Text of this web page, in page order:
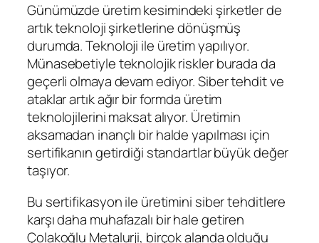
Günümüzde üretim kesimindeki şirketler de
artık teknoloji şirketlerine dönüşmüş
durumda. Teknoloji ile üretim yapılıyor.
Münasebetiyle teknolojik riskler burada da
geçerli olmaya devam ediyor. Siber tehdit ve
ataklar artık ağır bir formda üretim
teknolojilerini maksat alıyor. Üretimin
aksamadan inançlı bir halde yapılması için
sertifikanın getirdiği standartlar büyük değer
taşıyor.
Bu sertifikasyon ile üretimini siber tehditlere
karşı daha muhafazalı bir hale getiren
Çolakoğlu Metalurji, birçok alanda olduğu